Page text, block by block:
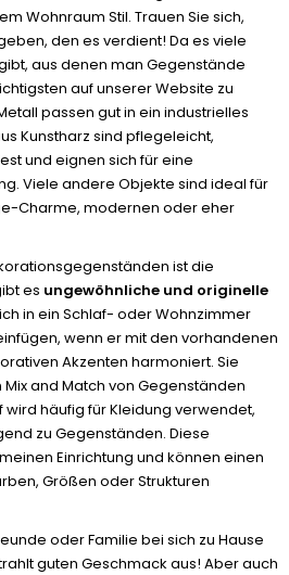
Wohnraum Stil. Trauen Sie sich,
den es verdient! Da es viele
aus denen man Gegenstände
auf unserer Website zu
passen gut in ein industrielles
Kunstharz sind pflegeleicht,
und eignen sich für eine
Viele andere Objekte sind ideal für
Charme, modernen oder eher
ist die
es ungewöhnliche und originelle
in ein Schlaf- oder Wohnzimmer
wenn er mit den vorhandenen
Akzenten harmoniert. Sie
and Match von Gegenständen
häufig für Kleidung verwendet,
zu Gegenständen. Diese
Einrichtung und können einen
Größen oder Strukturen
oder Familie bei sich zu Hause
guten Geschmack aus! Aber auch